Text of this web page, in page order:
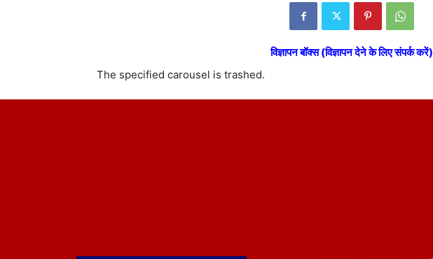
विज्ञापन बॉक्स (विज्ञापन देने के लिए संपर्क करें)
The specified carousel is trashed.